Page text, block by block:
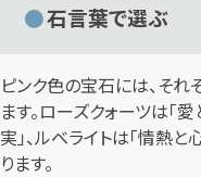
石言葉で選ぶ
ピンク色の宝石には、そ
ます。ローズクォーツは「
実」、ルベライトは「情熱
ります。